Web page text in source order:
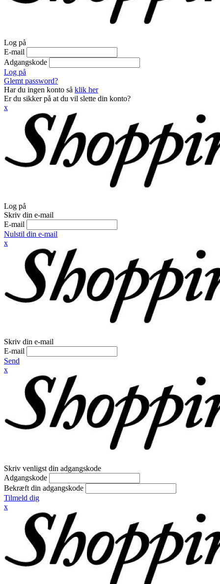
Log på
E-mail
Adgangskode
Log på
Glemt password?
Har du ingen konto så klik her
Er du sikker på at du vil slette din konto?
x
Log på
Skriv din e-mail
E-mail
Nulstil din e-mail
x
Skriv din e-mail
E-mail
Send
x
Skriv venligst din adgangskode
Adgangskode
Bekræft din adgangskode
Tilmeld dig
x